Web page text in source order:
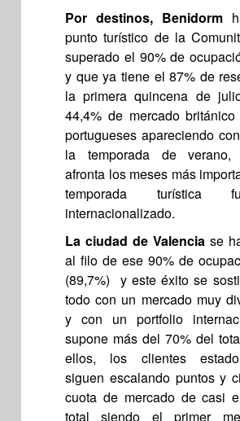
Por destinos, Benidorm
punto turístico de la
superado el 90% de
y que ya tiene el 87% de
la primera quincena de
44,4% de mercado
portugueses apareciendo
la temporada de verano,
afronta los meses más
temporada turística
internacionalizado.
La ciudad de Valencia se
al filo de ese 90% de
(89,7%) y este éxito se
todo con un mercado muy
y con un portfolio
supone más del 70% del
ellos, los clientes
siguen escalando puntos y
cuota de mercado de casi
total siendo el primer